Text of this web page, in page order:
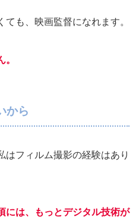
も、映画監督になれます。
から
はフィルム撮影の経験はあり
には、もっとデジタル技術が